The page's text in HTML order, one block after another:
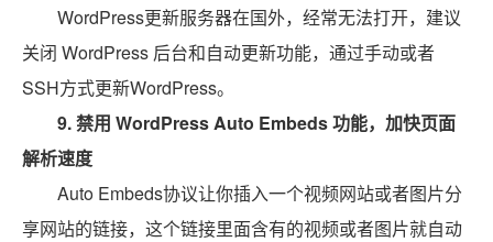
WordPress更新服务器在国外，经常无法打开，建议
关闭 WordPress 后台和自动更新功能，通过手动或者
SSH方式更新WordPress。
9.禁用 WordPress Auto Embeds 功能，加快页面
解析速度
Auto Embeds协议让你插入一个视频网站或者图片分
享网站的链接，这个链接里面含有的视频或者图片就自动